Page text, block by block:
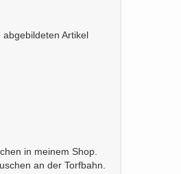
Artikel
in meinem Shop.
an der Torfbahn.